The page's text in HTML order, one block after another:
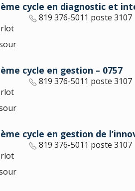
cycle en diagnostic et
819 376-5011 poste 3107
cycle en gestion – 0757
819 376-5011 poste 3107
cycle en gestion de
819 376-5011 poste 3107